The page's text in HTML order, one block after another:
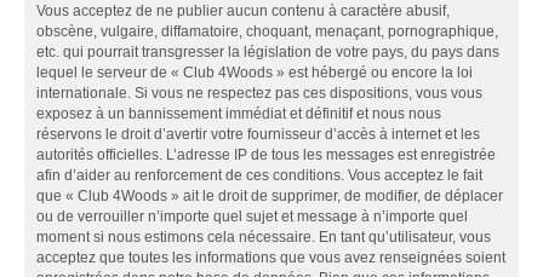
Vous acceptez de ne publier aucun contenu à caractère abusif,
obscène, vulgaire, diffamatoire, choquant, menaçant, pornographique,
etc. qui pourrait transgresser la législation de votre pays, du pays dans
lequel le serveur de « Club 4Woods » est hébergé ou encore la loi
internationale. Si vous ne respectez pas ces dispositions, vous vous
exposez à un bannissement immédiat et définitif et nous nous
réservons le droit d’avertir votre fournisseur d’accès à internet et les
autorités officielles. L’adresse IP de tous les messages est enregistrée
afin d’aider au renforcement de ces conditions. Vous acceptez le fait
que « Club 4Woods » ait le droit de supprimer, de modifier, de déplacer
ou de verrouiller n’importe quel sujet et message à n’importe quel
moment si nous estimons cela nécessaire. En tant qu’utilisateur, vous
acceptez que toutes les informations que vous avez renseignées soient